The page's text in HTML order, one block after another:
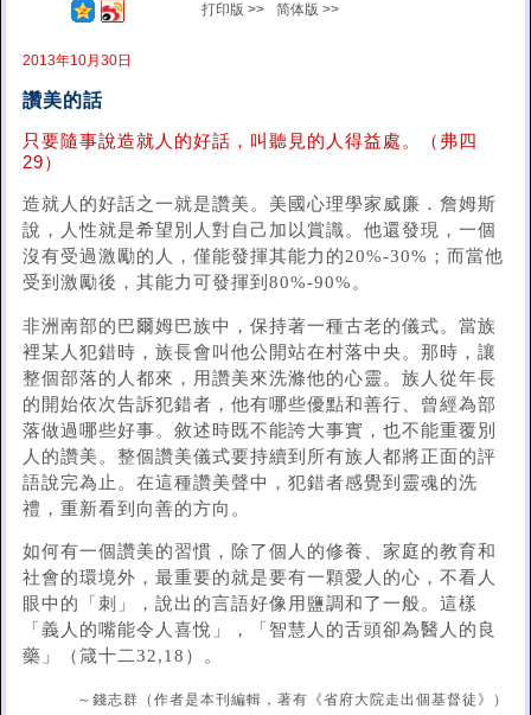
打印版 >> 简体版 >>
2013年10月30日
讚美的話
只要隨事說造就人的好話，叫聽見的人得益處。（弗四
29）
造就人的好話之一就是讚美。美國心理學家威廉．詹姆斯
說，人性就是希望別人對自己加以賞識。他還發現，一個
沒有受過激勵的人，僅能發揮其能力的20%-30%；而當他
受到激勵後，其能力可發揮到80%-90%。
非洲南部的巴爾姆巴族中，保持著一種古老的儀式。當族
裡某人犯錯時，族長會叫他公開站在村落中央。那時，讓
整個部落的人都來，用讚美來洗滌他的心靈。族人從年長
的開始依次告訴犯錯者，他有哪些優點和善行、曾經為部
落做過哪些好事。敘述時既不能誇大事實，也不能重覆別
人的讚美。整個讚美儀式要持續到所有族人都將正面的評
語說完為止。在這種讚美聲中，犯錯者感覺到靈魂的洗
禮，重新看到向善的方向。
如何有一個讚美的習慣，除了個人的修養、家庭的教育和
社會的環境外，最重要的就是要有一顆愛人的心，不看人
眼中的「刺」，說出的言語好像用鹽調和了一般。這樣
「義人的嘴能令人喜悅」，「智慧人的舌頭卻為醫人的良
藥」（箴十二32,18）。
～錢志群（作者是本刊編輯，著有《省府大院走出個基督徒》）